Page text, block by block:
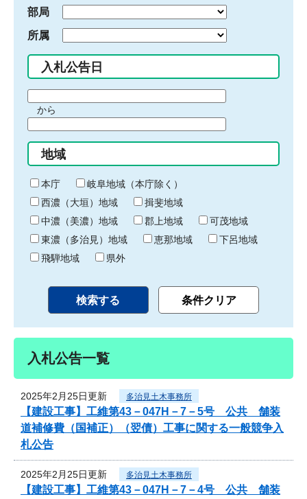
部局
所属
入札公告日
間
始
り
から
間
終
わ
り
地域
本庁
岐阜地域（本庁除く）
西濃（大垣）地域
揖斐地域
中濃（美濃）地域
郡上地域
可茂地域
東濃（多治見）地域
恵那地域
下呂地域
飛騨地域
県外
入札公告一覧
2025年2月25日更新 多治見土木事務所
【建設工事】工維第43－047H－7－5号 公共 舗装
道補修費（国補正）（翌債）工事に関する一般競争入
札公告
2025年2月25日更新 多治見土木事務所
【建設工事】工維第43－047H－7－4号 公共 舗装